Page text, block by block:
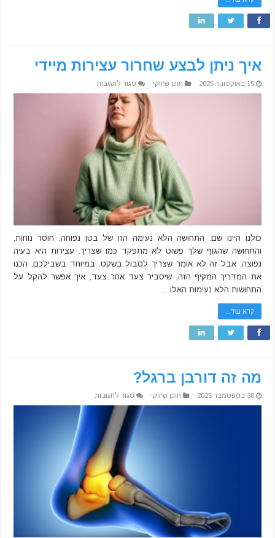
איך ניתן לבצע שחרור עצירות מיידי
15 באוקטובר 2025 תוכן שיווקי סגור לתגובותעל
כולנו היינו שם. התחושה הלא נעימה הזו של בטן נפוחה, חוסר נוחות,
והתחושה שהגוף שלך פשוט לא מתפקד כמו שצריך. עצירות היא בעיה
נפוצה, אבל זה לא אומר שצריך לסבול בשקט. במיוחד בשבילכם, הכנו
את המדריך המקיף הזה, שיסביר צעד אחר צעד, איך אפשר להקל על
התחושות הלא נעימות האלו …
קרא עוד...
מה זה דורבן ברגל?
30 בספטמבר 2025 תוכן שיווקי סגור לתגובותעל
דורבן
ברגל?